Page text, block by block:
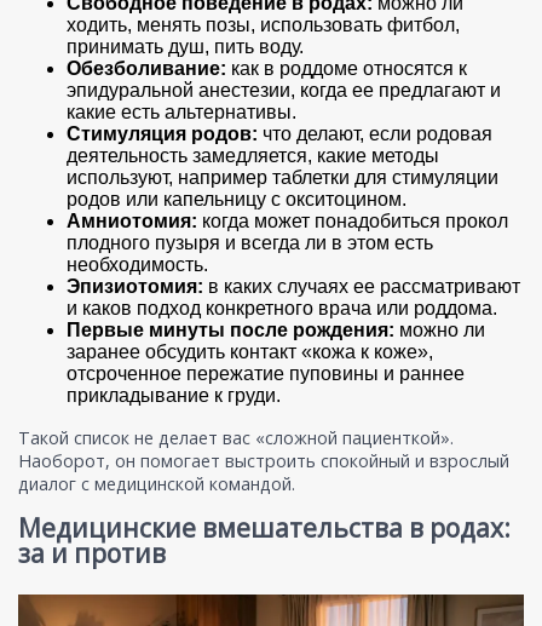
ходить, менять позы, использовать фитбол,
принимать душ, пить воду.
Обезболивание: как в роддоме относятся к
эпидуральной анестезии, когда ее предлагают и
какие есть альтернативы.
Стимуляция родов: что делают, если родовая
деятельность замедляется, какие методы
используют, например таблетки для стимуляции
родов или капельницу с окситоцином.
Амниотомия: когда может понадобиться прокол
плодного пузыря и всегда ли в этом есть
необходимость.
Эпизиотомия: в каких случаях ее рассматривают
и каков подход конкретного врача или роддома.
Первые минуты после рождения: можно ли
заранее обсудить контакт «кожа к коже»,
отсроченное пережатие пуповины и раннее
прикладывание к груди.
Такой список не делает вас «сложной пациенткой».
Наоборот, он помогает выстроить спокойный и взрослый
диалог с медицинской командой.
Медицинские вмешательства в родах:
за и против